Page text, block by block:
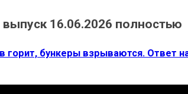
16.06.2026 полностью
бункеры взрываются. Ответ